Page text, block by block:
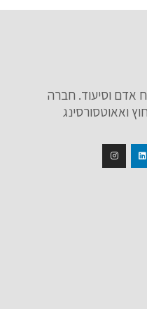
אדם וסיעוד. חברה
ואאוטסורסינג